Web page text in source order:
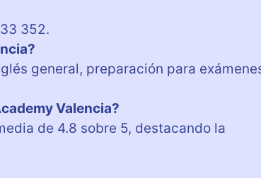
352.
general, preparación para
Valencia?
de 4.8 sobre 5, destacando la